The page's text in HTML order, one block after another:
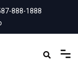
888-1888